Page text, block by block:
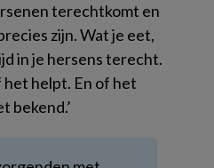
terechtkomt en
zijn. Wat je eet,
in je hersens terecht.
helpt. En of het
bekend.’